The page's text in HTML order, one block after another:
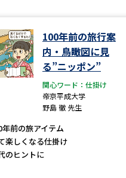
100年前の旅行案
内・鳥瞰図に見
る”ニッポン”
関心ワード：仕掛け
帝京平成大学
野島 徹 先生
年前の旅アイテム
楽しくなる仕掛け
のヒントに